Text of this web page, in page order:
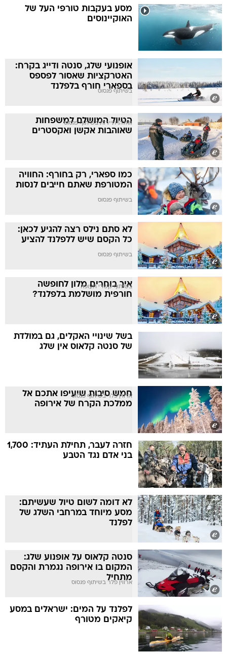
מסע בעקבות טורפי העל של
האוקיינוסים
אופנועי שלג, סנטה ודייג בקרח:
האטרקציות שאסור לפספס
בספארי חורף בלפלנד
בשיתוף פגסוס
הטיול המושלם למשפחות
שאוהבות אקשן ואקסטרים
וואלה! תיירות בשיתוף פגסוס
כמו ספארי, רק בחורף: החוויה
המטורפת שאתם חייבים לנסות
בשיתוף פגסוס
לא סתם נילס רצה להגיע לכאן:
כל הקסם שיש ללפלנד להציע
בשיתוף פגסוס
איך בוחרים מלון לחופשה
חורפית מושלמת בלפלנד?
בשיתוף קשרי תעופה
בשל שינויי האקלים, גם במולדת
של סנטה קלאוס אין שלג
חמש סיבות שיעיפו אתכם אל
ממלכת הקרח של אירופה
ארווין פלר בשיתוף פגסוס
חזרה לעבר, תחילת העתיד: 1,700
בני אדם נגד הטבע
לא דומה לשום טיול שעשיתם:
מסע מיוחד במרחבי השלג של
לפלנד
סנטה קלאוס על אופנוע שלג:
המקום בו אירופה נגמרת והקסם
מתחיל
ארווין פלר בשיתוף פגסוס
לפלנד על המים: ישראלים במסע
קיאקים מטורף